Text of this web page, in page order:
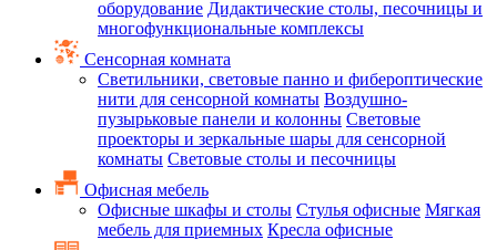
оборудование Дидактические столы, песочницы и
многофункциональные комплексы
Сенсорная комната
Светильники, световые панно и фибероптические
нити для сенсорной комнаты Воздушно-
пузырьковые панели и колонны Световые
проекторы и зеркальные шары для сенсорной
комнаты Световые столы и песочницы
Офисная мебель
Офисные шкафы и столы Стулья офисные Мягкая
мебель для приемных Кресла офисные